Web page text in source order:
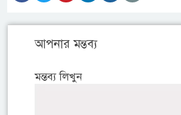
আপনার মন্তব্য
মন্তব্য লিখুন